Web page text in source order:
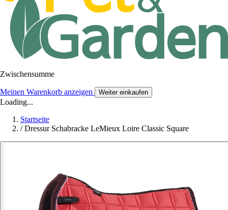
Zwischensumme
Meinen Warenkorb anzeigen Weiter einkaufen
Loading...
Startseite
/ Dressur Schabracke LeMieux Loire Classic Square